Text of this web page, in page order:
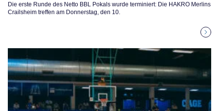
Die erste Runde des Netto BBL Pokals wurde terminiert: Die HAKRO Merlins
Crailsheim treffen am Donnerstag, den 10.